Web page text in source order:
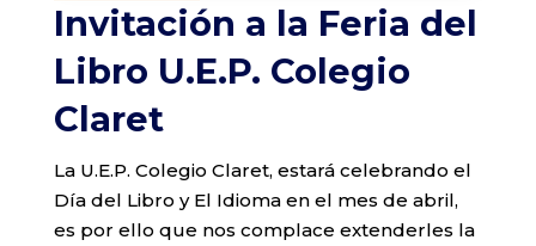
Invitación a la Feria del
Libro U.E.P. Colegio
Claret
La U.E.P. Colegio Claret, estará celebrando el
Día del Libro y El Idioma en el mes de abril,
es por ello que nos complace extenderles la